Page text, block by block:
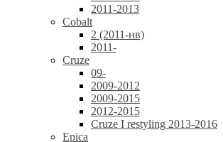
2011-2013
Cobalt
2 (2011-нв)
2011-
Cruze
09-
2009-2012
2009-2015
2012-2015
Cruze I restyling 2013-2016
Epica